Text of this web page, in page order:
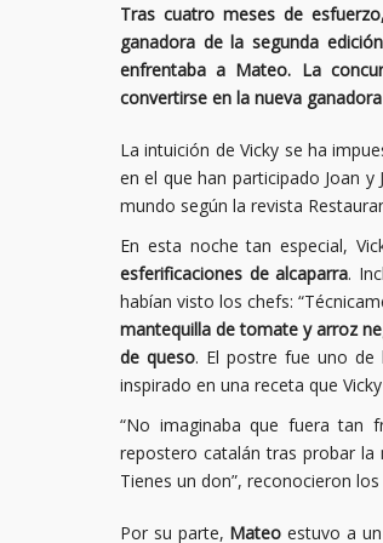
Tras cuatro meses de
ganadora de la segunda
enfrentaba a Mateo. La
convertirse en la nueva
La intuición de Vicky se ha
en el que han participado Joan
mundo según la revista
En esta noche tan especial,
esferificaciones de alcaparra.
habían visto los chefs:
mantequilla de tomate y arroz
de queso. El postre fue uno de
inspirado en una receta que
“No imaginaba que fuera tan
repostero catalán tras probar la
Tienes un don”, reconocieron
Por su parte, Mateoestuvo a